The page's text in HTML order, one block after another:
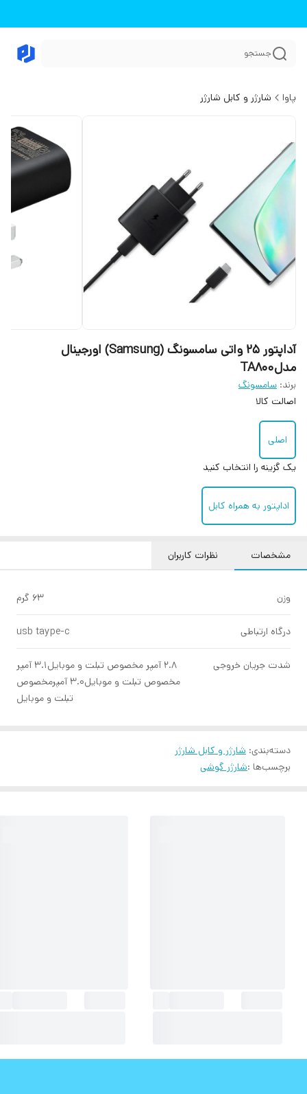
جستجو
پاوا شارژر و کابل شارژر
آداپتور 25 واتی سامسونگ (Samsung) اورجینال
مدلTA800
برند: سامسونگ
اصالت کالا
اصلی
یک گزینه را انتخاب کنید
اداپتور به همراه کابل
مشخصات نظرات کاربران
وزن 63 گرم
درگاه ارتباطی usb taype-c
شدت جریان خروجی
۲.۸ آمپر مخصوص تبلت و موبایل۳.۱ آمپر
مخصوص تبلت و موبایل۳.۰ آمپرمخصوص
تبلت و موبایل
دسته‌بندی: شارژر و کابل شارژر
برچسب‌ها :شارژر گوشی